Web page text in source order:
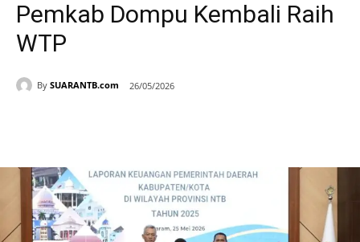
Pemkab Dompu Kembali Raih
WTP
By SUARANTB.com 26/05/2026